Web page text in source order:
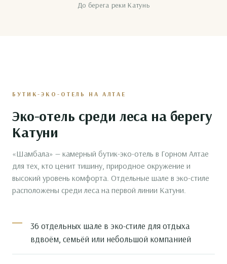
До берега реки Катунь
БУТИК-ЭКО-ОТЕЛЬ НА АЛТАЕ
Эко-отель среди леса на берегу
Катуни
«Шамбала» — камерный бутик-эко-отель в Горном Алтае
для тех, кто ценит тишину, природное окружение и
высокий уровень комфорта. Отдельные шале в эко-стиле
расположены среди леса на первой линии Катуни.
36 отдельных шале в эко-стиле для отдыха
вдвоём, семьёй или небольшой компанией